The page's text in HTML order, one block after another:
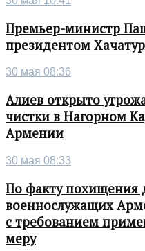
Премьер-министр
президентом
30 мая 08:36
Алиев открыто
чистки в Нагорном
Армении
30 мая 08:33
По факту похищения
военнослужащих
с требованием
меру